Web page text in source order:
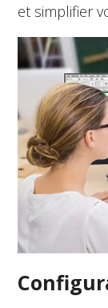
et simplifier